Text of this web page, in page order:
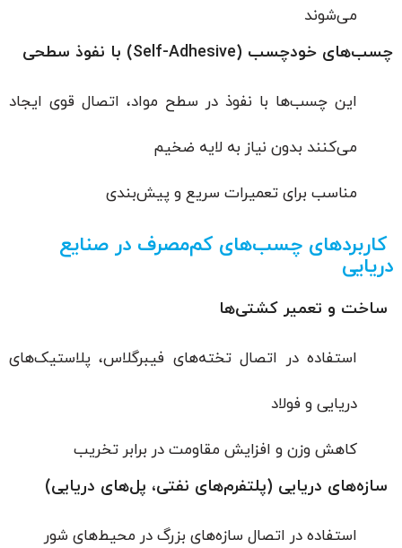
می‌شوند
چسب‌های خودچسب (Self-Adhesive) با نفوذ سطحی
این چسب‌ها با نفوذ در سطح مواد، اتصال قوی ایجاد
می‌کنند بدون نیاز به لایه ضخیم
مناسب برای تعمیرات سریع و پیش‌بندی
کاربردهای چسب‌های کم‌مصرف در صنایع
دریایی
ساخت و تعمیر کشتی‌ها
استفاده در اتصال تخته‌های فیبرگلاس، پلاستیک‌های
دریایی و فولاد
کاهش وزن و افزایش مقاومت در برابر تخریب
سازه‌های دریایی (پلتفرم‌های نفتی، پل‌های دریایی)
استفاده در اتصال سازه‌های بزرگ در محیط‌های شور